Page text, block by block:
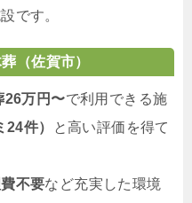
です。
（佐賀市）
26万円〜で利用できる施
件）
と高い評価を得て
不要など充実した環境